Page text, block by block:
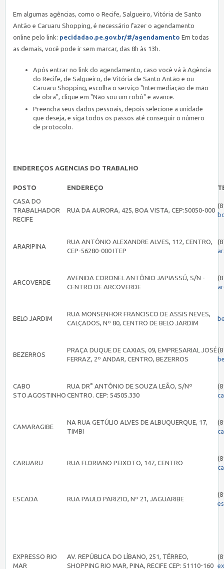
Em algumas agências, como o Recife, Salgueiro, Vitória de Santo
Antão e Caruaru Shopping, é necessário fazer o agendamento
online pelo link: pecidadao.pe.gov.br/#/agendamento Em todas
as demais, você pode ir sem marcar, das 8h às 13h.
Após entrar no link do agendamento, caso você vá à Agência
do Recife, de Salgueiro, de Vitória de Santo Antão e ou
Caruaru Shopping, escolha o serviço "Intermediação de mão
de obra", clique em "Não sou um robô" e avance.
Preencha seus dados pessoais, depois selecione a unidade
que deseja, e siga todos os passos até conseguir o número
de protocolo.
ENDEREÇOS AGENCIAS DO TRABALHO
POSTO ENDEREÇO
CASA DO
TRABALHADOR
RECIFE
RUA DA AURORA, 425, BOA VISTA, CEP:50050-000
ARARIPINA
RUA ANTÔNIO ALEXANDRE ALVES, 112, CENTRO,
CEP-56280-000 ITEP
ARCOVERDE
AVENIDA CORONEL ANTÔNIO JAPIASSÚ, S/N -
CENTRO DE ARCOVERDE
BELO JARDIM
RUA MONSENHOR FRANCISCO DE ASSIS NEVES,
CALÇADOS, Nº 80, CENTRO DE BELO JARDIM
BEZERROS
PRAÇA DUQUE DE CAXIAS, 09, EMPRESARIAL JOSÉ
FERRAZ, 2º ANDAR, CENTRO, BEZERROS
CABO
STO.AGOSTINHO
RUA DR° ANTÔNIO DE SOUZA LEÃO, S/Nº
CENTRO. CEP: 54505.330
CAMARAGIBE
NA RUA GETÚLIO ALVES DE ALBUQUERQUE, 17,
TIMBI
CARUARU RUA FLORIANO PEIXOTO, 147, CENTRO
ESCADA RUA PAULO PARIZIO, Nº 21, JAGUARIBE
EXPRESSO RIO
MAR
AV. REPÚBLICA DO LÍBANO, 251, TÉRREO,
SHOPPING RIO MAR, PINA, RECIFE CEP: 51110-160